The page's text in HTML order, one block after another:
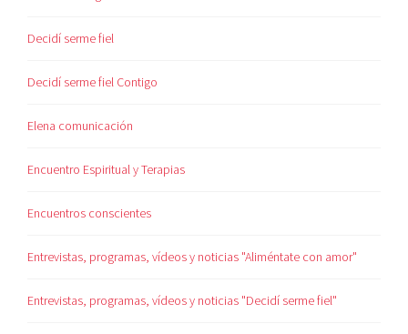
Decidí serme fiel
Decidí serme fiel Contigo
Elena comunicación
Encuentro Espiritual y Terapias
Encuentros conscientes
Entrevistas, programas, vídeos y noticias "Aliméntate con amor"
Entrevistas, programas, vídeos y noticias "Decidí serme fiel"